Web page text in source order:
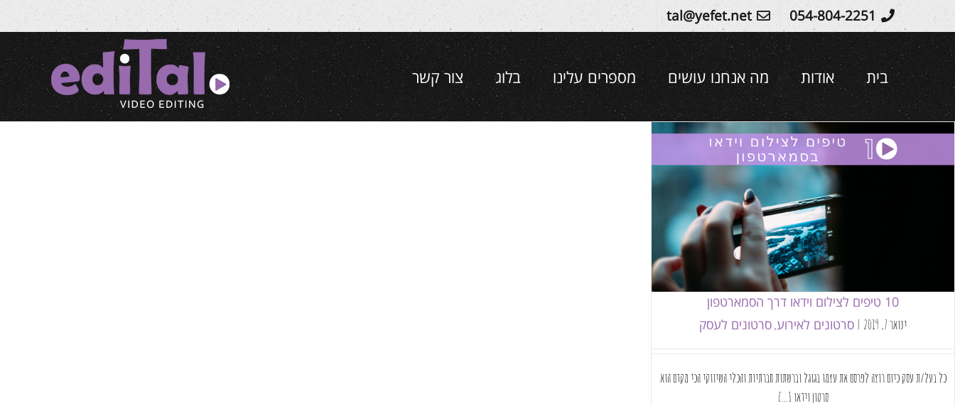
Skip
to
content
054-804-2251
tal@yefet.net
בית אודות מה אנחנו עושים מספרים עלינו בלוג צור קשר
סרטונים לאירוע סרטונים לעסק
10 טיפים לצילום וידאו דרך הסמארטפון
ינואר 7, 2019 | סרטונים לאירוע,סרטונים לעסק
כל בעל/ת עסק כיום רוצה לפרסם את עצמו בגוגל וברשתות חברתיות והכלי השיווקי הכי מקדם הוא
סרטון וידאו [...]